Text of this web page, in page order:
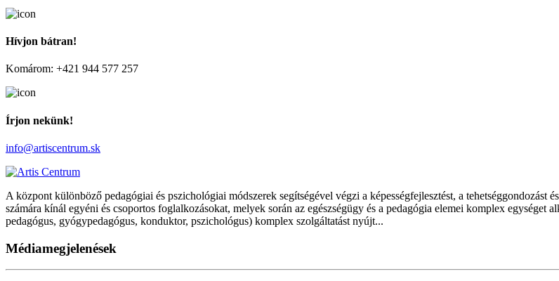
Hívjon bátran!
Komárom: +421 944 577 257
Írjon nekünk!
info@artiscentrum.sk
A központ különböző pedagógiai és pszichológiai módszerek segítségével végzi a képességfejlesztést, a
számára kínál egyéni és csoportos foglalkozásokat, melyek során az egészségügy és a pedagógia elemei komplex
pedagógus, gyógypedagógus, konduktor, pszichológus) komplex szolgáltatást nyújt...
Médiamegjelenések